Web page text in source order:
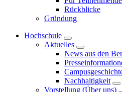
Rückblicke
Gründung
Hochschule
Aktuelles
News aus den
Nachhaltigkeit
Vorstellung (Über uns)